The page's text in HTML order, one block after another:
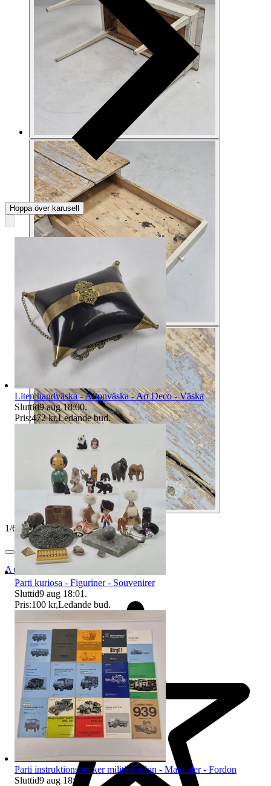
1/6
Auktionsbyra
Hoppa över karusell
Liten handväska - Aftonväska - Art Deco - Väska
Sluttid9 aug 18:00.
Pris:472 kr,Ledande bud.
Parti kuriosa - Figuriner - Souvenirer
Sluttid9 aug 18:01 .
Pris:100 kr,Ledande bud.
Parti instruktionsböcker militärfordon - Manualer - Fordon
Sluttid9 aug 18:02